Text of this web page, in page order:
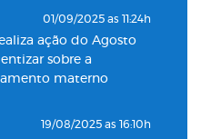
inaugura nova
em conjunto
Saúde
01/09/2025 as 11:24h
ação do Agosto
sobre a
materno
19/08/2025 as 16:10h